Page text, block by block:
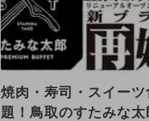
焼肉・寿司・スイーツ
題！鳥取のすたみな太